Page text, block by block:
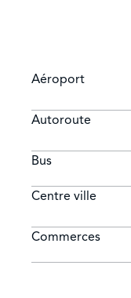
Aéroport
Autoroute
Bus
Centre ville
Commerces